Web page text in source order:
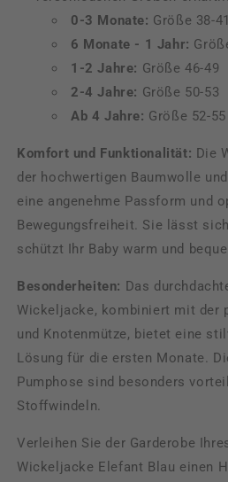
0-3 Monate: Größe 38-41
6 Monate - 1 Jahr:
1-2 Jahre: Größe 46-49
2-4 Jahre: Größe 50-53
Ab 4 Jahre: Größe 52-55
Komfort und Funktionalität: Die
der hochwertigen Baumwolle
eine angenehme Passform und
Bewegungsfreiheit. Sie lässt
schützt Ihr Baby warm und
Besonderheiten: Das
Wickeljacke, kombiniert mit der
und Knotenmütze, bietet eine
Lösung für die ersten Monate.
Pumphose sind besonders
Stoffwindeln.
Verleihen Sie der Garderobe
Wickeljacke Elefant Blau einen